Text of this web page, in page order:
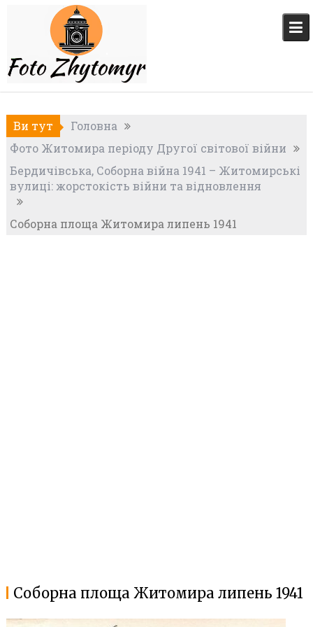
Ви тут
Головна
Фото Житомира періоду Другої світової війни
Бердичівська, Соборна війна 1941 – Житомирські
вулиці: жорстокість війни та відновлення
Соборна площа Житомира липень 1941
Соборна площа Житомира липень 1941